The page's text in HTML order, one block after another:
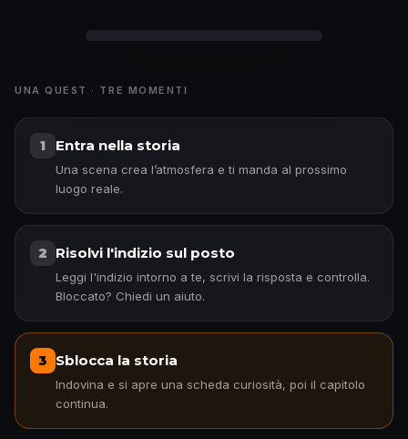
UNA QUEST · TRE MOMENTI
1 Entra nella storia
Una scena crea l’atmosfera e ti manda al prossimo
luogo reale.
2 Risolvi l'indizio sul posto
Leggi l'indizio intorno a te, scrivi la risposta e controlla.
Bloccato? Chiedi un aiuto.
3 Sblocca la storia
Indovina e si apre una scheda curiosità, poi il capitolo
continua.